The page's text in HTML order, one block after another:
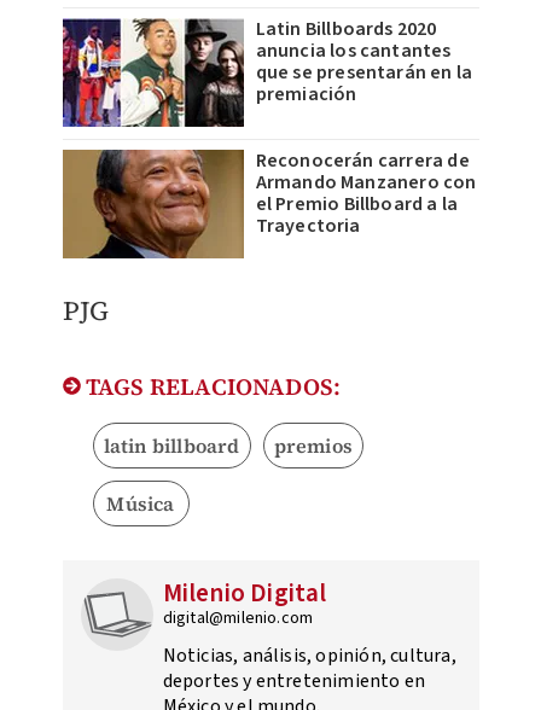
Latin Billboards 2020
anuncia los cantantes
que se presentarán en la
premiación
Reconocerán carrera de
Armando Manzanero con
el Premio Billboard a la
Trayectoria
PJG
TAGS RELACIONADOS:
latin billboard premios
Música
Milenio Digital
digital@milenio.com
Noticias, análisis, opinión, cultura,
deportes y entretenimiento en